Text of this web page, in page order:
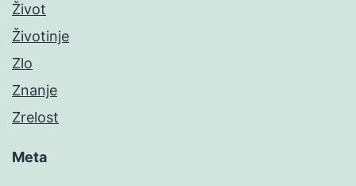
Život
Životinje
Zlo
Znanje
Zrelost
Meta